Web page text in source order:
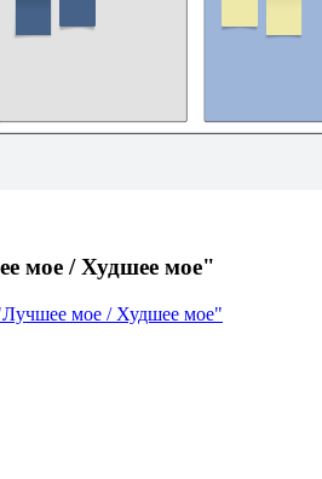
мое / Худшее мое"
мое / Худшее мое"